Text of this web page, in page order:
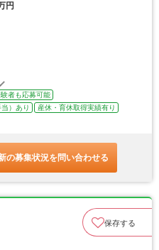
円
者も応募可能
）あり
産休・育休取得実績有り
の募集状況を問い合わせる
保存する